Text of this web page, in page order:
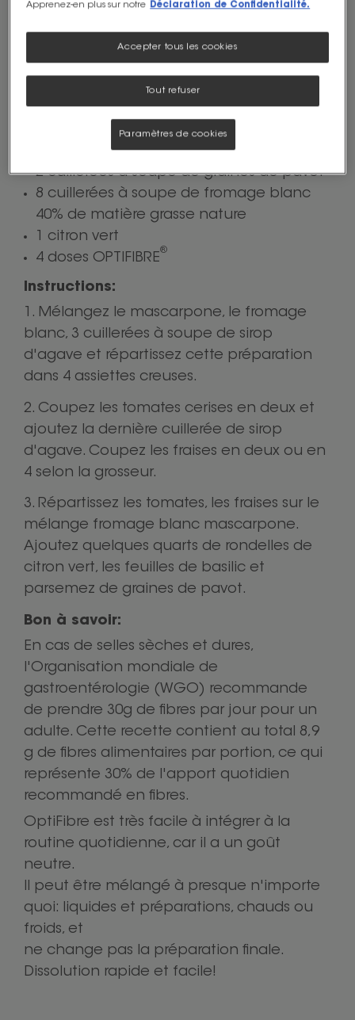
Imprimer
Ingrédients :
500 g de fraises
6 tomates cerises
150 g de mascarpone
4 cuillerées à soupe de sirop d'agave
10 feuilles de basilic
2 cuillerées à soupe de graines de pavot
8 cuillerées à soupe de fromage blanc
40% de matière grasse nature
1 citron vert
4 doses OPTIFIBRE
®
Instructions:
Mélangez le mascarpone, le fromage
blanc, 3 cuillerées à soupe de sirop
d'agave et répartissez cette préparation
dans 4 assiettes creuses.
Coupez les tomates cerises en deux et
ajoutez la dernière cuillerée de sirop
d'agave. Coupez les fraises en deux ou en
4 selon la grosseur.
Répartissez les tomates, les fraises sur le
mélange fromage blanc mascarpone.
Ajoutez quelques quarts de rondelles de
citron vert, les feuilles de basilic et
parsemez de graines de pavot.
Bon à savoir:
En cas de selles sèches et dures,
l'Organisation mondiale de
gastroentérologie (WGO) recommande
de prendre 30g de fibres par jour pour un
adulte. Cette recette contient au total 8,9
g de fibres alimentaires par portion, ce qui
représente 30% de l'apport quotidien
recommandé en fibres.
OptiFibre est très facile à intégrer à la
routine quotidienne, car il a un goût
neutre.
Il peut être mélangé à presque n'importe
quoi: liquides et préparations, chauds ou
froids, et
ne change pas la préparation finale.
Dissolution rapide et facile!
Apprenez-en plus sur notre Déclaration de Confidentialité.
Tout refuser
Accepter tous les cookies
Paramètres de cookies